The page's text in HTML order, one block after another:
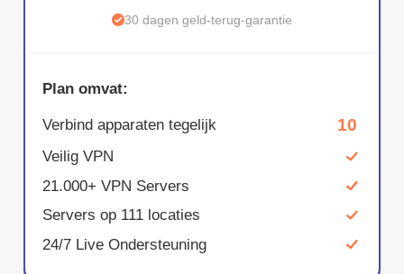
30 dagen geld-terug-garantie
Plan omvat:
Verbind apparaten tegelijk 10
Veilig VPN
21.000+ VPN Servers
Servers op 111 locaties
24/7 Live Ondersteuning